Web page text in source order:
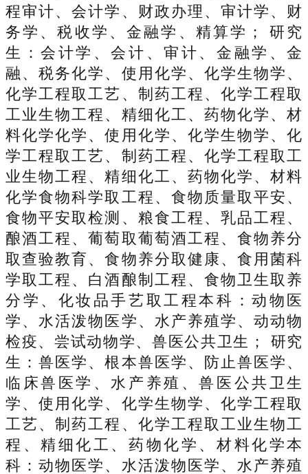
程审计、会计学、财政办理、审计学、财
务学、税收学、金融学、精算学； 研究
生：会计学、会计、审计、金融学、金
融、税务化学、使用化学、化学生物学、
化学工程取工艺、制药工程、化学工程取
工业生物工程、精细化工、药物化学、材
料化学化学、使用化学、化学生物学、化
学工程取工艺、制药工程、化学工程取工
业生物工程、精细化工、药物化学、材料
化学食物科学取工程、食物质量取平安、
食物平安取检测、粮食工程、乳品工程、
酿酒工程、葡萄取葡萄酒工程、食物养分
取查验教育、食物养分取健康、食用菌科
学取工程、白酒酿制工程、食物卫生取养
分学、化妆品手艺取工程本科：动物医
学、水活泼物医学、水产养殖学、动动物
检疫、尝试动物学、兽医公共卫生； 研究
生：兽医学、根本兽医学、防止兽医学、
临床兽医学、水产养殖、兽医公共卫生
学、使用化学、化学生物学、化学工程取
工艺、制药工程、化学工程取工业生物工
程、精细化工、药物化学、材料化学本
科：动物医学、水活泼物医学、水产养殖